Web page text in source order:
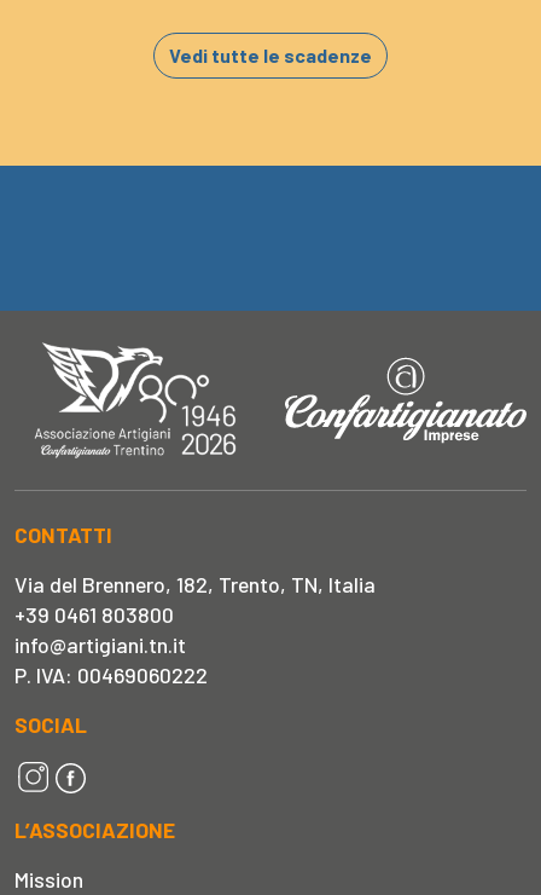
Vedi tutte le scadenze
CONTATTI
Via del Brennero, 182, Trento, TN, Italia
+39 0461 803800
info@artigiani.tn.it
P. IVA: 00469060222
SOCIAL
L’ASSOCIAZIONE
Mission